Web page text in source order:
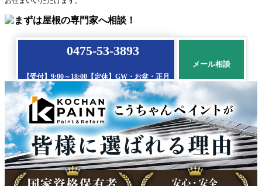
0475-53-3893
【受付】9:00～18:00【定休】GW・お盆・正月
メール相談